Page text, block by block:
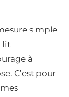
simple
lit
à
C’est pour